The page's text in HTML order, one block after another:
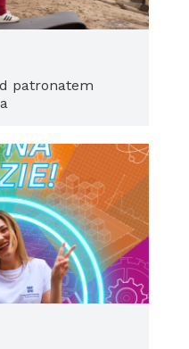
patronatem